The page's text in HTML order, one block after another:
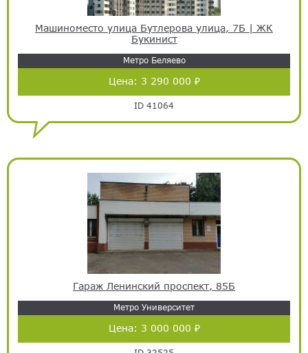
Машиноместо улица Бутлерова улица, 7Б | ЖК
Букинист
Метро Беляево
Цена: 3 290 000 ₽
ID 41064
Гараж Ленинский проспект, 85Б
Метро Университет
Цена: 3 000 000 ₽